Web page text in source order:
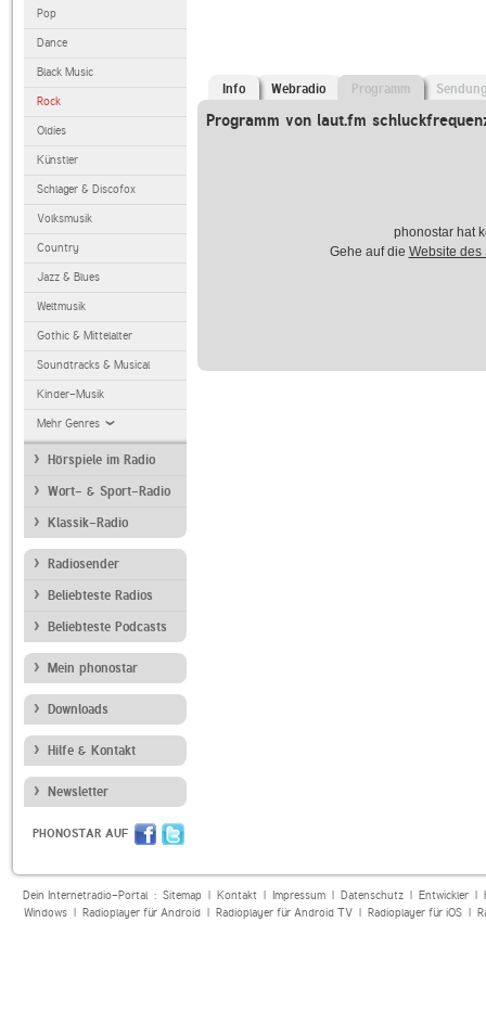
Pop
Dance
Black Music
Rock
Oldies
Künstler
Schlager & Discofox
Volksmusik
Country
Jazz & Blues
Weltmusik
Gothic & Mittelalter
Soundtracks & Musical
Kinder-Musik
Mehr Genres
Hörspiele im Radio
Wort- & Sport-Radio
Klassik-Radio
Radiosender
Beliebteste Radios
Beliebteste Podcasts
Mein phonostar
Downloads
Hilfe & Kontakt
Newsletter
PHONOSTAR AUF
Info Webradio Programm
Programm von laut.fm
phonostar hat
Gehe auf die Website des
Dein Internetradio-Portal : Sitemap| Kontakt| Impressum| Datenschutz| Entwickler|
Windows| Radioplayer für Android| Radioplayer für Android TV| Radioplayer für iOS|